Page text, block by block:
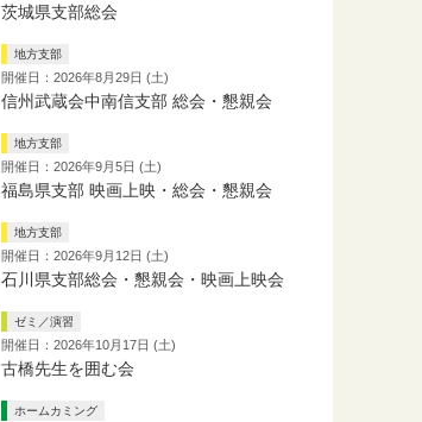
茨城県支部総会
地方支部
開催日：2026年8月29日 (土)
信州武蔵会中南信支部 総会・懇親会
地方支部
開催日：2026年9月5日 (土)
福島県支部 映画上映・総会・懇親会
地方支部
開催日：2026年9月12日 (土)
石川県支部総会・懇親会・映画上映会
ゼミ／演習
開催日：2026年10月17日 (土)
古橋先生を囲む会
ホームカミング